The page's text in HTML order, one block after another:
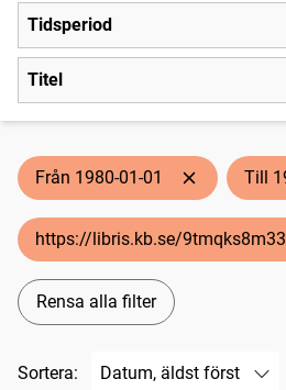
Tidsperiod
Titel
Från 1980-01-01 Till
https://libris.kb.se/
Rensa alla filter
Sortera: